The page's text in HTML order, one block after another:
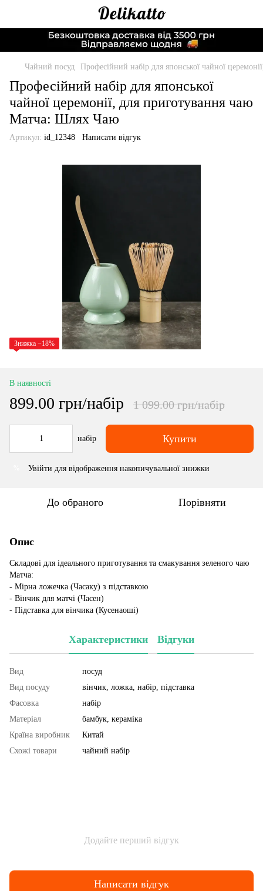
Чайний посуд Професійний набір для японської чайної
Професійний набір для японської
чайної церемонії, для приготування чаю
Матча: Шлях Чаю
Артикул: id_12348 Написати відгук
Знижка −18%
В наявності
899.00 грн/набір 1 099.00 грн/набір
набір Купити
Увійти для відображення накопичувальної знижки
До обраного Порівняти
Опис
Складові для ідеального приготування та смакування зеленого чаю
Матча:
- Мірна ложечка (Часаку) з підставкою
- Вінчик для матчі (Часен)
- Підставка для вінчика (Кусенаоші)
Характеристики Відгуки
Вид
посуд
Вид посуду
вінчик, ложка, набір, підставка
Фасовка
набір
Матеріал
бамбук, кераміка
Країна виробник
Китай
Схожі товари
чайний набір
Додайте перший відгук
Написати відгук